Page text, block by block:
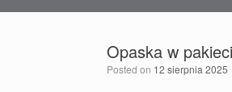
Opaska w
Posted on 12 sierpnia 2025